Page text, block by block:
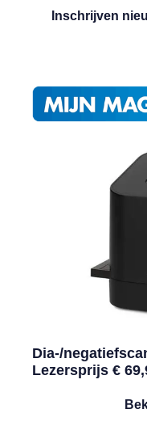
Inschrijven
Dia-/
Lezersprijs €